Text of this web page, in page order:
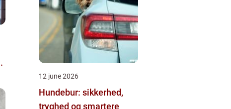
12 june 2026
Hundebur: sikkerhed,
tryghed og smartere